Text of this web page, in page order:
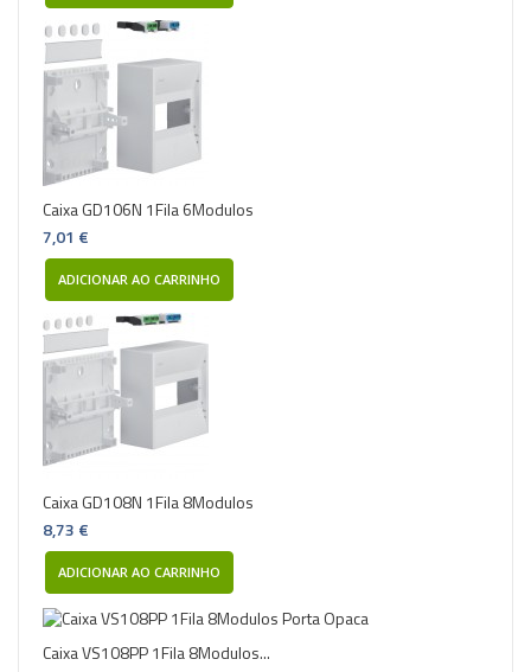
Caixa GD106N 1Fila 6Modulos
7,01 €
ADICIONAR AO CARRINHO
Caixa GD108N 1Fila 8Modulos
8,73 €
ADICIONAR AO CARRINHO
Caixa VS108PP 1Fila 8Modulos...